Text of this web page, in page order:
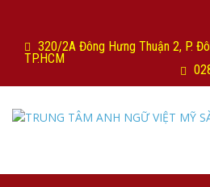
320/2A Đông Hưng Thuận 2, P.
TP.HCM